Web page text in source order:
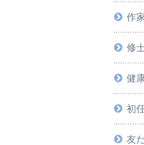
作
修
健
初
友